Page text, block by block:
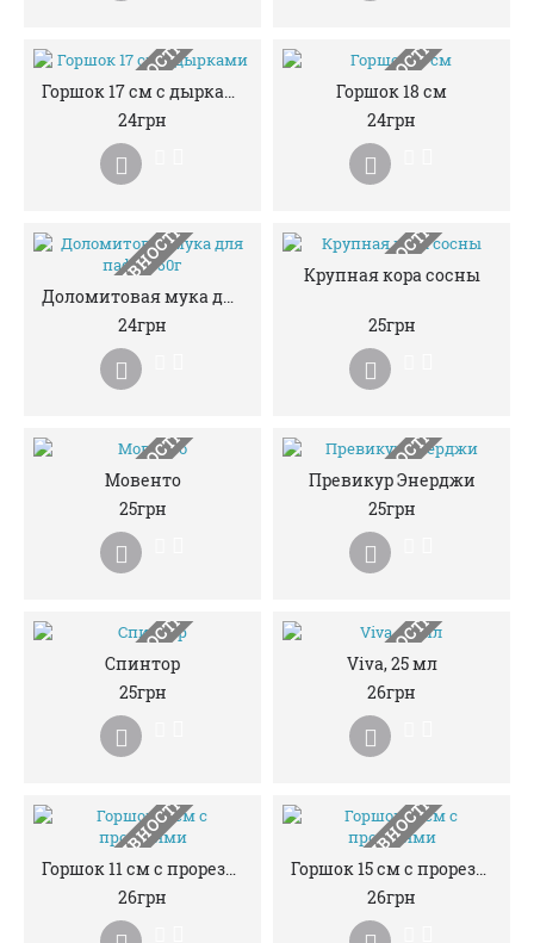
НЕМАЄ В НАЯВНОСТІ
Горшок 17 см с дырками
24грн
НЕМАЄ В НАЯВНОСТІ
Горшок 18 см
24грн
НЕМАЄ В НАЯВНОСТІ
Доломитовая мука для пафов, 50г
24грн
НЕМАЄ В НАЯВНОСТІ
Крупная кора сосны
25грн
НЕМАЄ В НАЯВНОСТІ
Мовенто
25грн
НЕМАЄ В НАЯВНОСТІ
Превикур Энерджи
25грн
НЕМАЄ В НАЯВНОСТІ
Спинтор
25грн
НЕМАЄ В НАЯВНОСТІ
Viva, 25 мл
26грн
НЕМАЄ В НАЯВНОСТІ
Горшок 11 см с прорезями
26грн
НЕМАЄ В НАЯВНОСТІ
Горшок 15 см с прорезями
26грн